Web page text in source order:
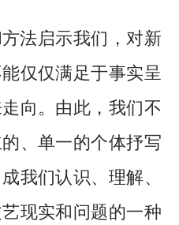
法启示我们，对新
仅仅满足于事实呈
向。由此，我们不
、单一的个体抒写
我们认识、理解、
现实和问题的一种